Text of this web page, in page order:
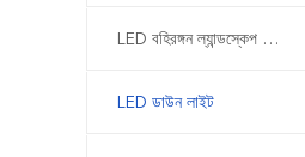
LED বহিরঙ্গন ল্যান্ডস্কেপ আলোর
LED ডাউন লাইট